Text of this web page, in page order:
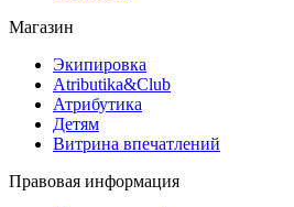
Магазин
Экипировка
Atributika&Club
Атрибутика
Детям
Витрина впечатлений
Правовая информация